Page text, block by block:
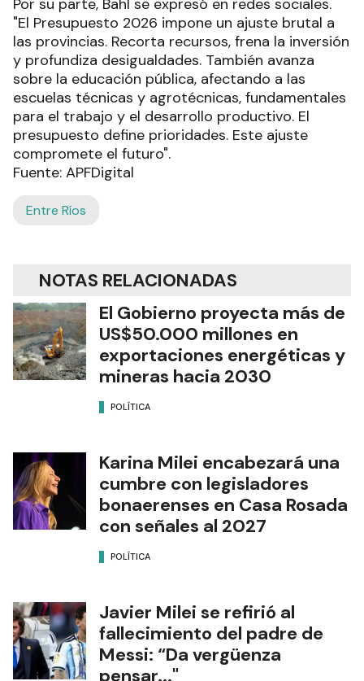
Por su parte, Bahl se expresó en redes sociales.
"El Presupuesto 2026 impone un ajuste brutal a
las provincias. Recorta recursos, frena la inversión
y profundiza desigualdades. También avanza
sobre la educación pública, afectando a las
escuelas técnicas y agrotécnicas, fundamentales
para el trabajo y el desarrollo productivo. El
presupuesto define prioridades. Este ajuste
compromete el futuro".
Fuente: APFDigital
Entre Ríos
NOTAS RELACIONADAS
El Gobierno proyecta más de
US$50.000 millones en
exportaciones energéticas y
mineras hacia 2030
POLÍTICA
Karina Milei encabezará una
cumbre con legisladores
bonaerenses en Casa Rosada
con señales al 2027
POLÍTICA
Javier Milei se refirió al
fallecimiento del padre de
Messi: “Da vergüenza
pensar..."